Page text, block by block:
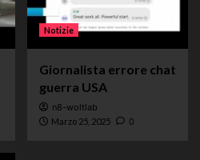
Notizie
Giornalista errore chat
guerra USA
n8-woltlab
Marzo 25, 2025 0